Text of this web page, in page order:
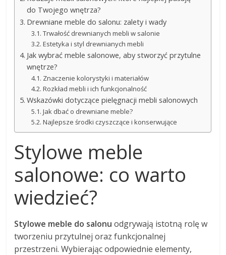
do Twojego wnętrza?
Drewniane meble do salonu: zalety i wady
Trwałość drewnianych mebli w salonie
Estetyka i styl drewnianych mebli
Jak wybrać meble salonowe, aby stworzyć przytulne
wnętrze?
Znaczenie kolorystyki i materiałów
Rozkład mebli i ich funkcjonalność
Wskazówki dotyczące pielęgnacji mebli salonowych
Jak dbać o drewniane meble?
Najlepsze środki czyszczące i konserwujące
Stylowe meble
salonowe: co warto
wiedzieć?
Stylowe meble do salonu odgrywają istotną rolę w
tworzeniu przytulnej oraz funkcjonalnej
przestrzeni. Wybierając odpowiednie elementy,